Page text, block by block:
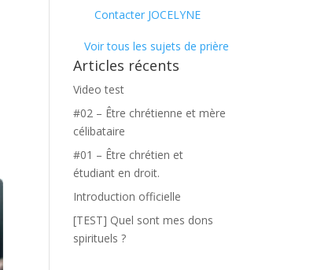
Contacter JOCELYNE
Voir tous les sujets de prière
Articles récents
Video test
#02 – Être chrétienne et mère
célibataire
#01 – Être chrétien et
étudiant en droit.
Introduction officielle
[TEST] Quel sont mes dons
spirituels ?